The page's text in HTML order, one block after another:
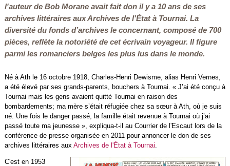
l'auteur de Bob Morane avait fait don il y a 10 ans de ses
archives littéraires aux Archives de l'État à Tournai. La
diversité du fonds d’archives le concernant, composé de 700
pièces, reflète la notoriété de cet écrivain voyageur. Il figure
parmi les romanciers belges les plus lus dans le monde.
Né à Ath le 16 octobre 1918, Charles-Henri Dewisme, alias Henri Vernes,
a été élevé par ses grands-parents, bouchers à Tournai. « J’ai été conçu à
Tournai mais les gens avaient quitté Tournai en raison des
bombardements; ma mère s’était réfugiée chez sa sœur à Ath, où je suis
né. Une fois le danger passé, la famille était revenue à Tournai où j’ai
passé toute ma jeunesse », expliqua-t-il au Courrier de l'Escaut lors de la
conférence de presse organisée en 2011 pour annoncer le don de ses
archives littéraires aux Archives de l'État à Tournai.
C'est en 1953